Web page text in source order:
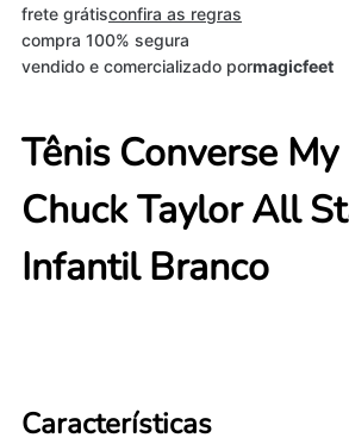
frete grátisconfira as regras
compra 100% segura
vendido e comercializado pormagicfeet
Tênis Converse
Chuck Taylor All
Infantil Branco
Características